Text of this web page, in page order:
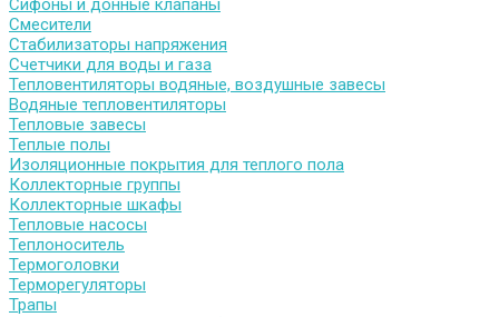
Сифоны и донные клапаны
Смесители
Стабилизаторы напряжения
Счетчики для воды и газа
Тепловентиляторы водяные, воздушные завесы
Водяные тепловентиляторы
Тепловые завесы
Теплые полы
Изоляционные покрытия для теплого пола
Коллекторные группы
Коллекторные шкафы
Тепловые насосы
Теплоноситель
Термоголовки
Терморегуляторы
Трапы